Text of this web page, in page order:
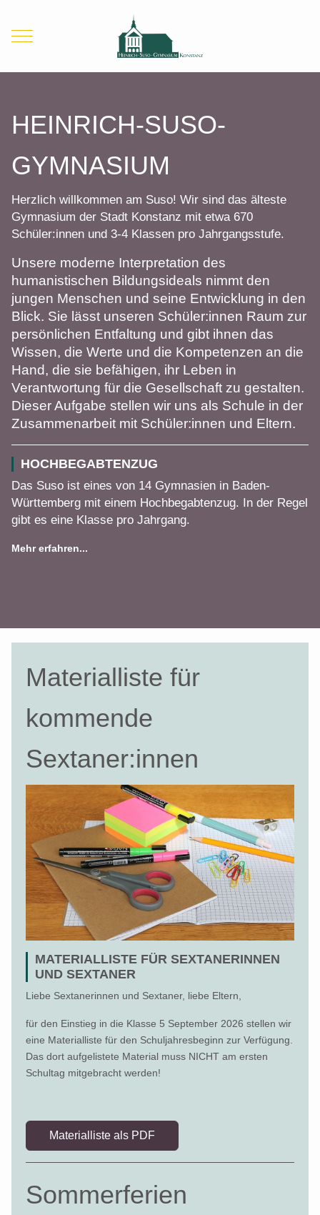
Mobile Menu Toggle
HEINRICH-SUSO-
GYMNASIUM
Herzlich willkommen am Suso! Wir sind das älteste
Gymnasium der Stadt Konstanz mit etwa 670
Schüler:innen und 3-4 Klassen pro Jahrgangsstufe.
Unsere moderne Interpretation des
humanistischen Bildungsideals nimmt den
jungen Menschen und seine Entwicklung in den
Blick. Sie lässt unseren Schüler:innen Raum zur
persönlichen Entfaltung und gibt ihnen das
Wissen, die Werte und die Kompetenzen an die
Hand, die sie befähigen, ihr Leben in
Verantwortung für die Gesellschaft zu gestalten.
Dieser Aufgabe stellen wir uns als Schule in der
Zusammenarbeit mit Schüler:innen und Eltern.
HOCHBEGABTENZUG
Das Suso ist eines von 14 Gymnasien in Baden-
Württemberg mit einem Hochbegabtenzug. In der Regel
gibt es eine Klasse pro Jahrgang.
Mehr erfahren...
Materialliste für
kommende
Sextaner:innen
MATERIALLISTE FÜR SEXTANERINNEN
UND SEXTANER
Liebe Sextanerinnen und Sextaner, liebe Eltern,
für den Einstieg in die Klasse 5 September 2026 stellen wir
eine Materialliste für den Schuljahresbeginn zur Verfügung.
Das dort aufgelistete Material muss NICHT am ersten
Schultag mitgebracht werden!
Materialliste als PDF
Sommerferien